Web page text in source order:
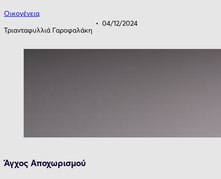
Οικογένεια
Τριανταφυλλιά Γαροφαλάκη
04/12/2024
Άγχος Aποχωρισμού